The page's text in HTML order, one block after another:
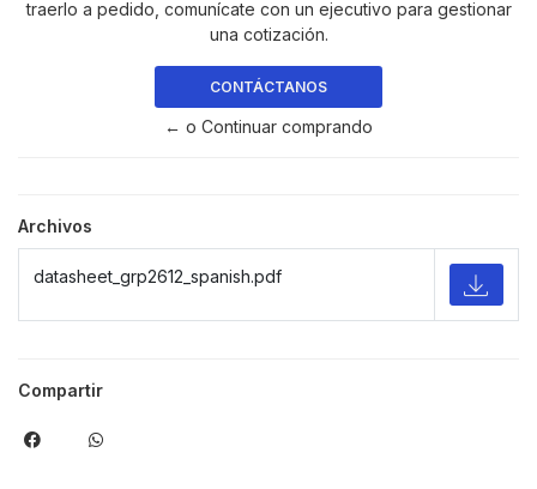
traerlo a pedido, comunícate con un ejecutivo para gestionar
una cotización.
CONTÁCTANOS
← o Continuar comprando
Archivos
datasheet_grp2612_spanish.pdf
Compartir